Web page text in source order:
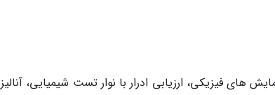
های فیزیکی، ارزیابی ادرار با نوار تست شیمیایی، آنالیز